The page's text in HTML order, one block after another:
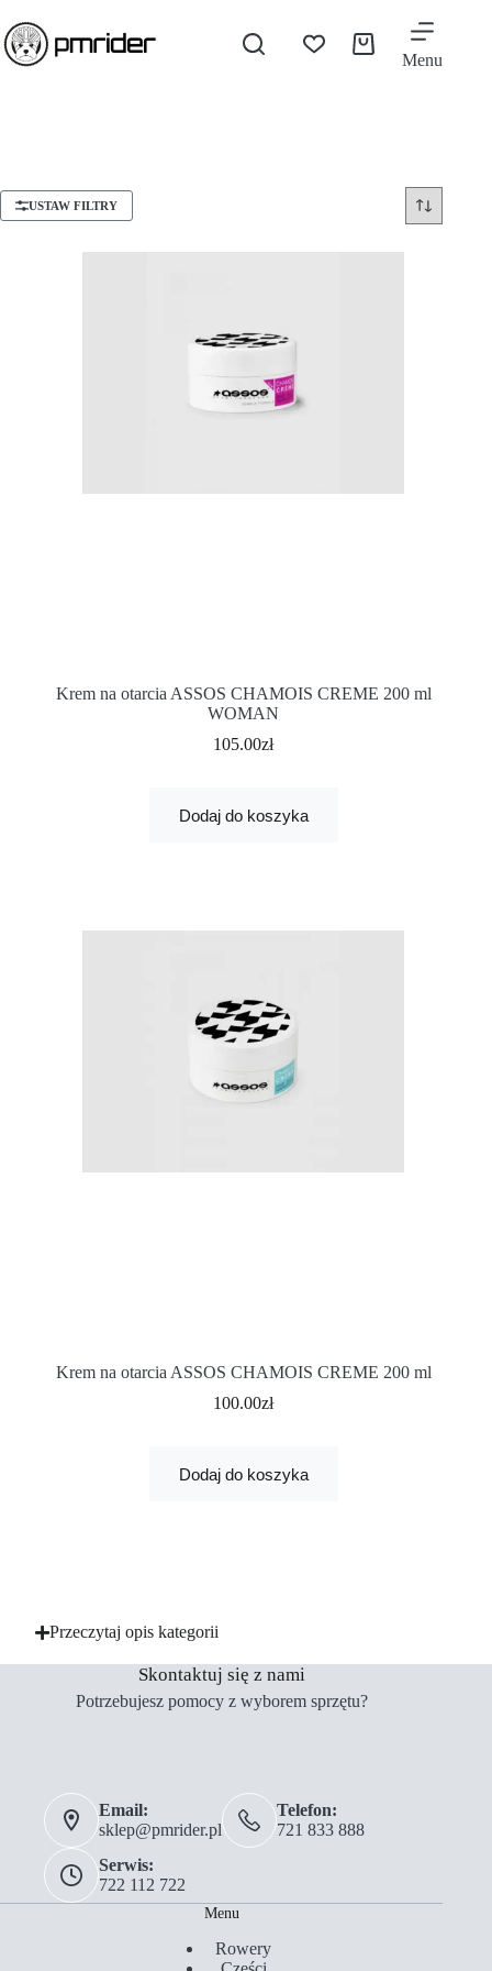
Menu
USTAW FILTRY
Krem na otarcia ASSOS CHAMOIS CREME 200 ml
WOMAN
105.00zł
Dodaj do koszyka
Krem na otarcia ASSOS CHAMOIS CREME 200 ml
100.00zł
Dodaj do koszyka
Przeczytaj opis kategorii
Skontaktuj się z nami
Potrzebujesz pomocy z wyborem sprzętu?
Email:
sklep@pmrider.pl
Telefon:
721 833 888
Serwis:
722 112 722
Menu
Rowery